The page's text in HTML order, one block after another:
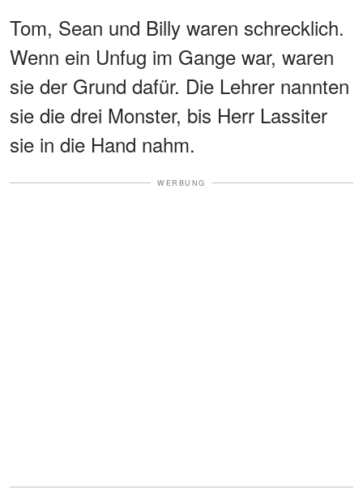
Tom, Sean und Billy waren schrecklich.
Wenn ein Unfug im Gange war, waren
sie der Grund dafür. Die Lehrer nannten
sie die drei Monster, bis Herr Lassiter
sie in die Hand nahm.
WERBUNG